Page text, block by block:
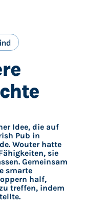
Idee, die auf
Pub in
Wouter hatte
sie
Gemeinsam
smarte
half,
treffen, indem